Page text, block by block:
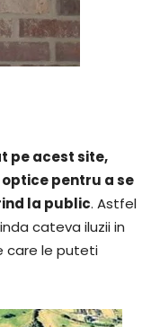
pe acest site,
pentru a se
la public. Astfel
cateva iluzii in
care le puteti